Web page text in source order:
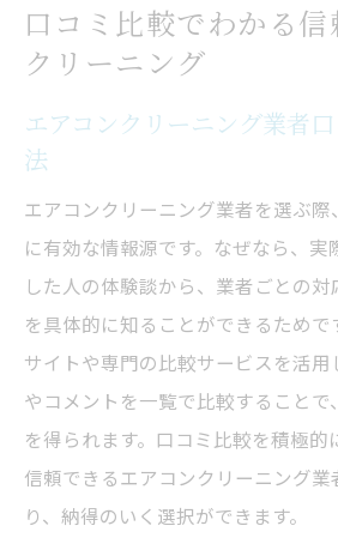
口コミ比較でわかる
クリーニング
エアコンクリーニング業者
法
エアコンクリーニング業者を選ぶ
に有効な情報源です。なぜなら、実
した人の体験談から、業者ごとの
を具体的に知ることができるためで
サイトや専門の比較サービスを活
やコメントを一覧で比較すること
を得られます。口コミ比較を積極的
信頼できるエアコンクリーニング業
り、納得のいく選択ができます。